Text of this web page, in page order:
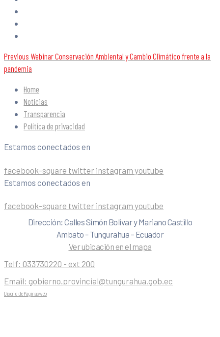
Previous Webinar Conservación Ambiental y Cambio Climático frente a la
pandemia
Home
Noticias
Transparencia
Política de privacidad
Estamos conectados en
facebook-square twitter instagram youtube
Estamos conectados en
facebook-square twitter instagram youtube
Dirección: Calles Simón Bolivar y Mariano Castillo
Ambato – Tungurahua – Ecuador
Ver ubicación en el mapa
Telf: 033730220 - ext 200
Email: gobierno.provincial@tungurahua.gob.ec
Diseño de Páginas web